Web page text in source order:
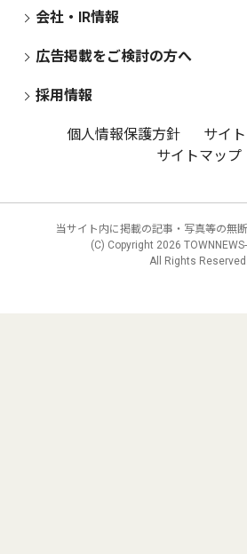
会社・IR情報
広告掲載をご検討の方へ
採用情報
個人情報保護方針
サイ
サイトマップ
当サイト内に掲載の記事・写真等の無
(C) Copyright 2026 TOWNNEWS-
All Rights Reserved.